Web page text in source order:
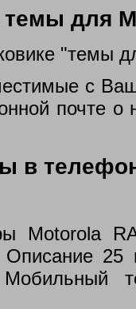
темы для
"темы
с
почте
в
Motorola
Описание